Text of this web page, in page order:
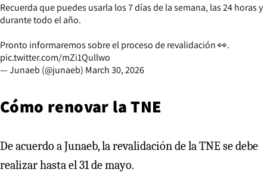
Recuerda que puedes usarla los 7 días de la semana, las 24 horas y
durante todo el año.
Pronto informaremos sobre el proceso de revalidación 👀.
pic.twitter.com/mZi1Qullwo
— Junaeb (@junaeb) March 30, 2026
Cómo renovar la TNE
De acuerdo a Junaeb, la revalidación de la TNE se debe
realizar hasta el 31 de mayo.